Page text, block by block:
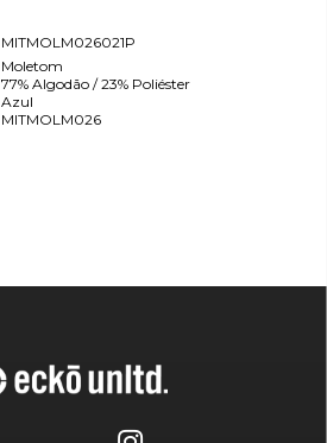
MITMOLM026021P
Moletom
77% Algodão / 23% Poliéster
Azul
MITMOLM026